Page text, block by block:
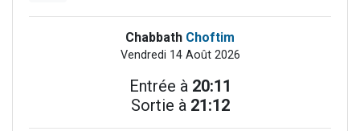
Chabbath Choftim
Vendredi 14 Août 2026
Entrée à 20:11
Sortie à 21:12